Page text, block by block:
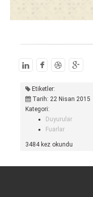
Etiketler:
Tarih: 22 Nisan 2015
Kategori:
Duyurular
Fuarlar
3484 kez okundu